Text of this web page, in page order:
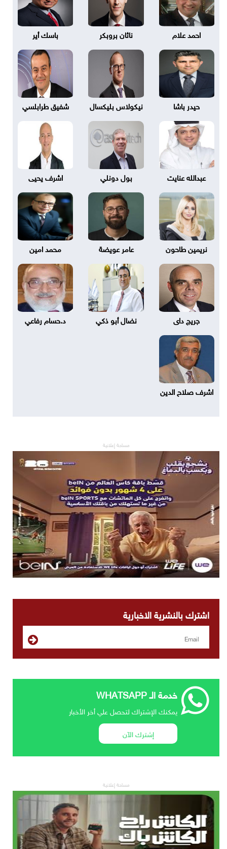
احمد علام ناثان بروبكر باسك أير
حيدر باشا نيكولاس بليكسال شفيق طرابلسي
عبدالله عنايت بول دونلي اشرف يحيى
نريمين طاحون عامر عويضة محمد امين
جريج داى نضال أبو ذكي د.حسام رفاعي
اشرف صلاح الدين
مساحة إعلانية
اشترك بالنشرية الاخبارية
خدمة الـ WHATSAPP
يمكنك الإشتراك لتحصل علي أخر الأخبار
إشترك الآن
مساحة إعلانية